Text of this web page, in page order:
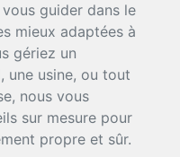
guider dans le
mieux adaptées à
gériez un
une usine, ou tout
nous vous
sur mesure pour
propre et sûr.